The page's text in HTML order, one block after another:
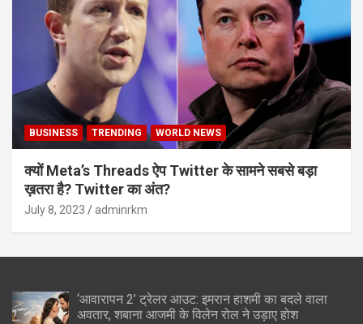
BUSINESS TRENDING WORLD NEWS
क्यों Meta’s Threads ऐप Twitter के सामने सबसे बड़ा
ख़तरा है? Twitter का अंत?
July 8, 2023 adminrkm
‘आवारापन 2’ ट्रेलर आउट: इमरान हाशमी का बदले वाला
अवतार, शबाना आजमी के विलेन रोल ने उड़ाए होश